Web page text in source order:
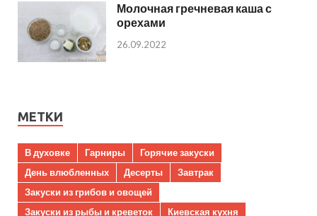
Молочная гречневая каша с
орехами
26.09.2022
МЕТКИ
В духовке Гарниры
Горячие закуски
День влюбленных
Десерты
Завтрак
Закуски из грибов и овощей
Закуски из рыбы и креветок
Киевская кухня